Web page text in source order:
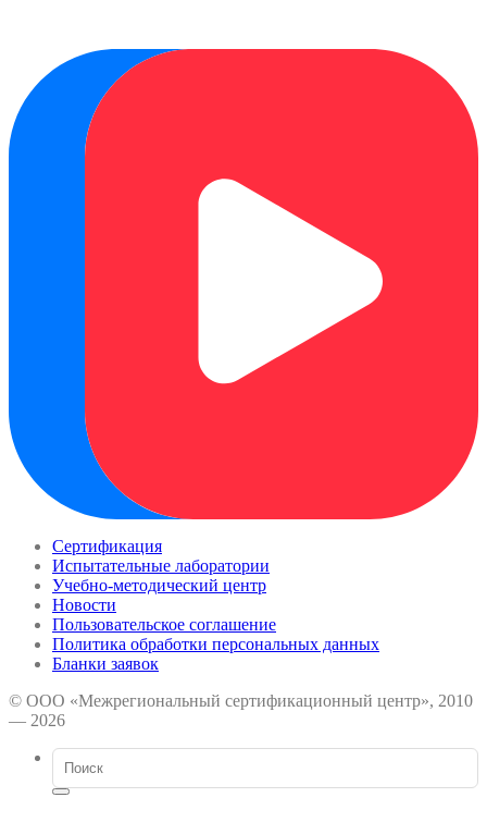
Сертификация
Испытательные лаборатории
Учебно-методический центр
Новости
Пользовательское соглашение
Политика обработки персональных данных
Бланки заявок
© ООО «Межрегиональный сертификационный центр», 2010
— 2026